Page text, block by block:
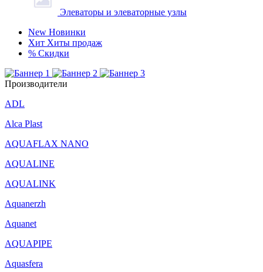
Элеваторы и элеваторные узлы
New Новинки
Хит Хиты продаж
% Скидки
Производители
ADL
Alca Plast
AQUAFLAX NANO
AQUALINE
AQUALINK
Aquanerzh
Aquanet
AQUAPIPE
Aquasfera